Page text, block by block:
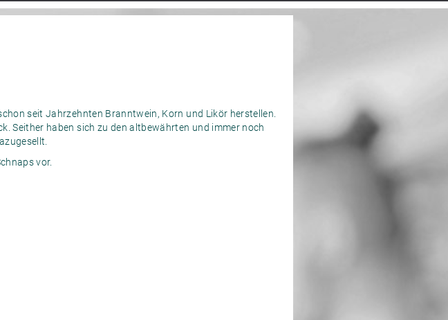
seit Jahrzehnten Branntwein, Korn und Likör ­herstellen.
­Seit­her haben sich zu den ­altbewährten und ­immer noch
vor.